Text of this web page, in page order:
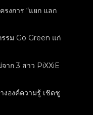
รงการ “แยก แลก
รม Go Green แก่
จาก 3 สาว PiXXiE
งองค์ความรู้ เชิดชู